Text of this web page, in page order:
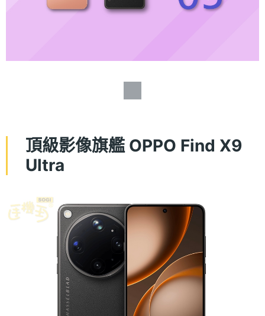
頂級影像旗艦 OPPO Find X9
Ultra